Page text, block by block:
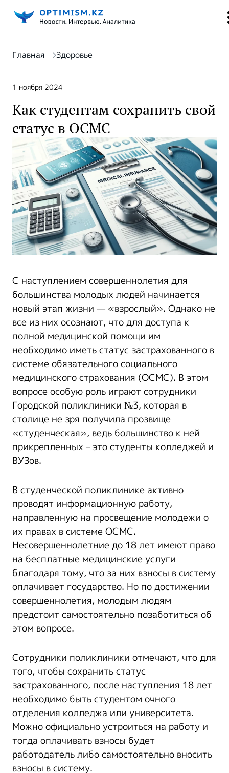
Главная Здоровье
1 ноября 2024
Как студентам сохранить свой
статус в ОСМС
С наступлением совершеннолетия для
большинства молодых людей начинается
новый этап жизни — «взрослый». Однако не
все из них осознают, что для доступа к
полной медицинской помощи им
необходимо иметь статус застрахованного в
системе обязательного социального
медицинского страхования (ОСМС). В этом
вопросе особую роль играют сотрудники
Городской поликлиники №3, которая в
столице не зря получила прозвище
«студенческая», ведь большинство к ней
прикрепленных – это студенты колледжей и
ВУЗов.
В студенческой поликлинике активно
проводят информационную работу,
направленную на просвещение молодежи о
их правах в системе ОСМС.
Несовершеннолетние до 18 лет имеют право
на бесплатные медицинские услуги
благодаря тому, что за них взносы в систему
оплачивает государство. Но по достижении
совершеннолетия, молодым людям
предстоит самостоятельно позаботиться об
этом вопросе.
Сотрудники поликлиники отмечают, что для
того, чтобы сохранить статус
застрахованного, после наступления 18 лет
необходимо быть студентом очного
отделения колледжа или университета.
Можно официально устроиться на работу и
тогда оплачивать взносы будет
работодатель либо самостоятельно вносить
взносы в систему.